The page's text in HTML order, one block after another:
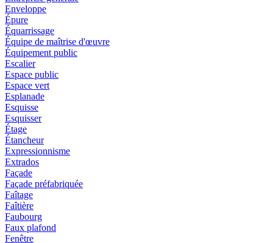
Enveloppe
Épure
Équarrissage
Équipe de maîtrise d'œuvre
Équipement public
Escalier
Espace public
Espace vert
Esplanade
Esquisse
Esquisser
Étage
Étancheur
Expressionnisme
Extrados
Façade
Façade préfabriquée
Faîtage
Faîtière
Faubourg
Faux plafond
Fenêtre